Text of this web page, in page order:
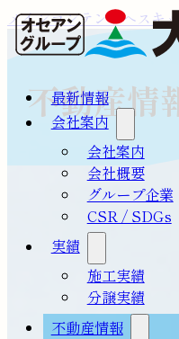
メインコンテンツへスキ
最新情報
会社案内
会社案内
会社概要
グループ企業
CSR / SDGs
実績
施工実績
分譲実績
不動産情報
不動産情